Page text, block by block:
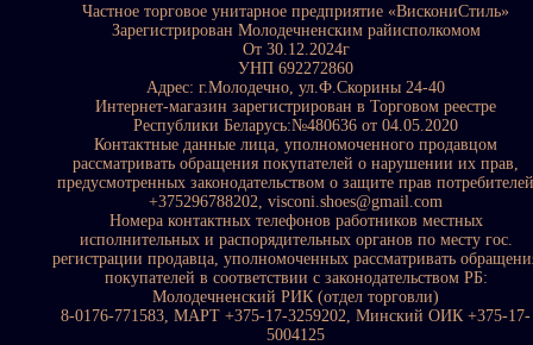
Частное торговое унитарное предприятие «ВискониСтиль»
Зарегистрирован Молодечненским райисполкомом
От 30.12.2024г
УНП 692272860
Адрес: г.Молодечно, ул.Ф.Скорины 24-40
Интернет-магазин зарегистрирован в Торговом реестре
Республики Беларусь:№480636 от 04.05.2020
Контактные данные лица, уполномоченного продавцом
рассматривать обращения покупателей о нарушении их прав,
предусмотренных законодательством о защите прав потребителей
+375296788202, visconi.shoes@gmail.com
Номера контактных телефонов работников местных
исполнительных и распорядительных органов по месту гос.
регистрации продавца, уполномоченных рассматривать
покупателей в соответствии с законодательством РБ:
Молодечненский РИК (отдел торговли)
8-0176-771583, МАРТ +375-17-3259202, Минский ОИК +375-17-
5004125